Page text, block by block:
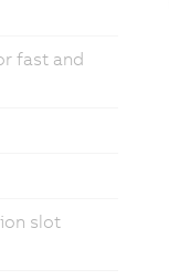
fast and
slot